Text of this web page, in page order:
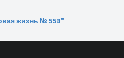
жизнь № 558"